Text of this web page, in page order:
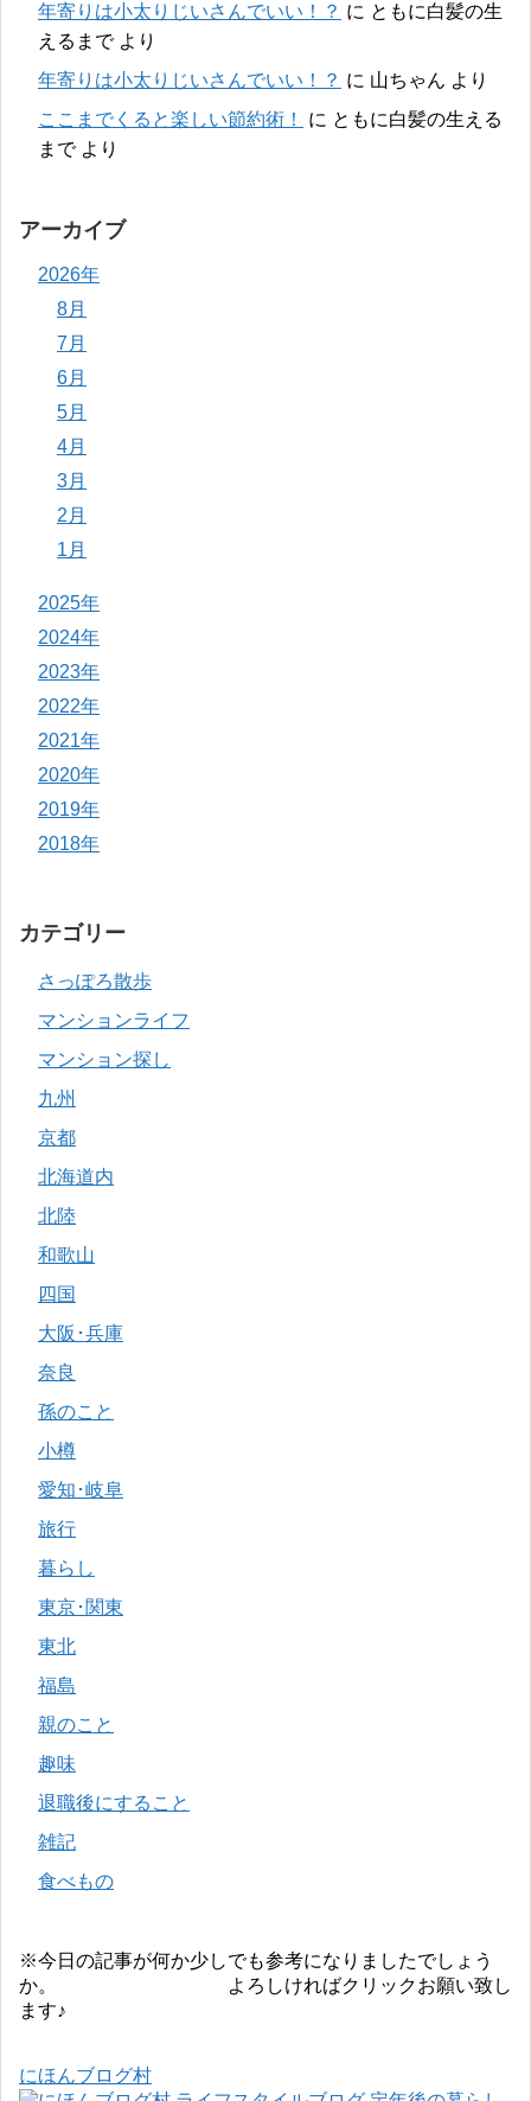
年寄りは小太りじいさんでいい！？ に ともに白髪の生
えるまでより
年寄りは小太りじいさんでいい！？ に 山ちゃん より
ここまでくると楽しい節約術！
に ともに白髪の生える
までより
アーカイブ
2026年
8月
7月
6月
5月
4月
3月
2月
1月
2025年
2024年
2023年
2022年
2021年
2020年
2019年
2018年
カテゴリー
さっぽろ散歩
マンションライフ
マンション探し
九州
京都
北海道内
北陸
和歌山
四国
大阪･兵庫
奈良
孫のこと
小樽
愛知･岐阜
旅行
暮らし
東京･関東
東北
福島
親のこと
趣味
退職後にすること
雑記
食べもの
※今日の記事が何か少しでも参考になりましたでしょう
か。 よろしければクリックお願い致し
ます♪
にほんブログ村